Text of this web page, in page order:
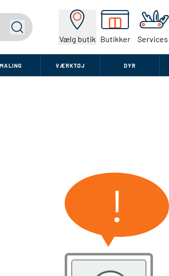
Vælg butik Butikker Services
Søg
MALING VÆRKTØJ DYR
!